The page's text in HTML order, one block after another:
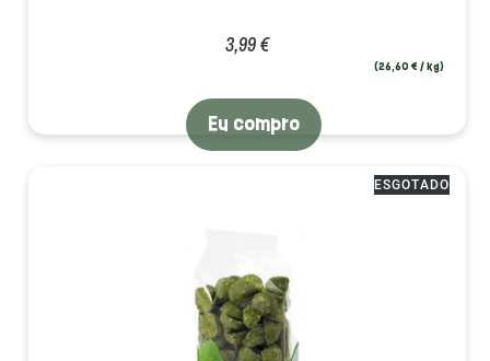
3,99 €
(26,60 € / kg)
Eu compro
ESGOTADO